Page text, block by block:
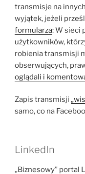
transmisje na
wyjątek, jeżeli
formularza: W sieci
użytkowników,
robienia transmisji
obserwujących,
oglądali i
Zapis transmisji
samo, co na
LinkedIn
„Biznesowy” portal